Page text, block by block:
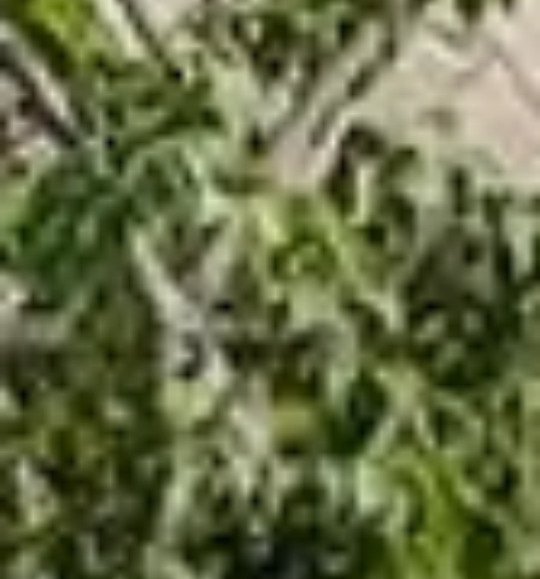
About Us